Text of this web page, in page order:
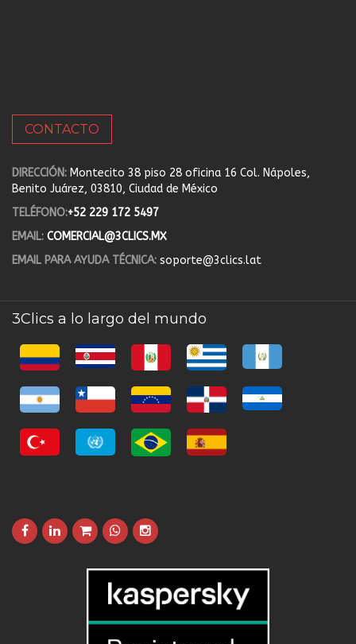
CONTACTO
DIRECCIÓN: Montecito 38 piso 28 oficina 16 Col. Nápoles,
Benito Juárez, 03810, Ciudad de México
TELÉFONO:+52 229 172 5497
EMAIL: COMERCIAL@3CLICS.MX
EMAIL PARA AYUDA TÉCNICA: soporte@3clics.lat
3Clics a lo largo del mundo